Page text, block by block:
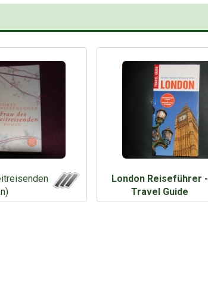
London Reiseführer -
Travel Guide